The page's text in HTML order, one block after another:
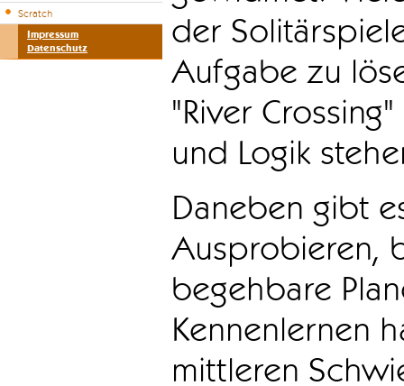
Scratch
Impressum
Datenschutz
der
Aufgabe zu
"River
und Logik
Daneben gibt
Ausprobieren,
begehbare
Kennenlernen
mittleren